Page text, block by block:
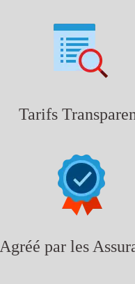
Tarifs
Agréé par les